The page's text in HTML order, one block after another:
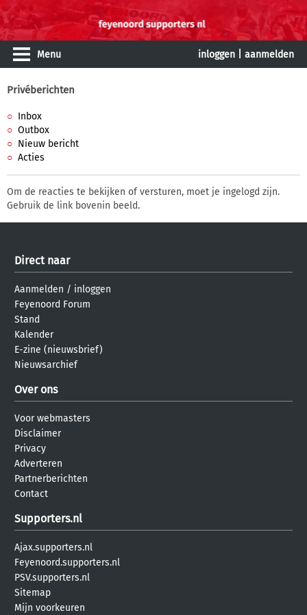
Menu inloggen aanmelden
Privéberichten
Inbox
Outbox
Nieuw bericht
Acties
Om de reacties te bekijken of versturen, moet je ingelogd zijn.
Gebruik de link bovenin beeld.
Direct naar
Aanmelden / inloggen
Feyenoord Forum
Stand
Kalender
E-zine (nieuwsbrief)
Nieuwsarchief
Over ons
Voor webmasters
Disclaimer
Privacy
Adverteren
Partnerberichten
Contact
Supporters.nl
Ajax.supporters.nl
Feyenoord.supporters.nl
PSV.supporters.nl
Sitemap
Mijn voorkeuren